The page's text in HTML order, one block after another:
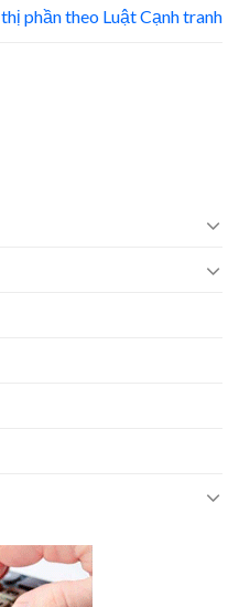
thị phần theo Luật Cạnh tranh